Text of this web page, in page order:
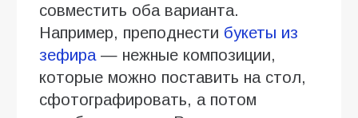
совместить оба варианта.
Например, преподнести букеты из
зефира— нежные композиции,
которые можно поставить на стол,
сфотографировать, а потом